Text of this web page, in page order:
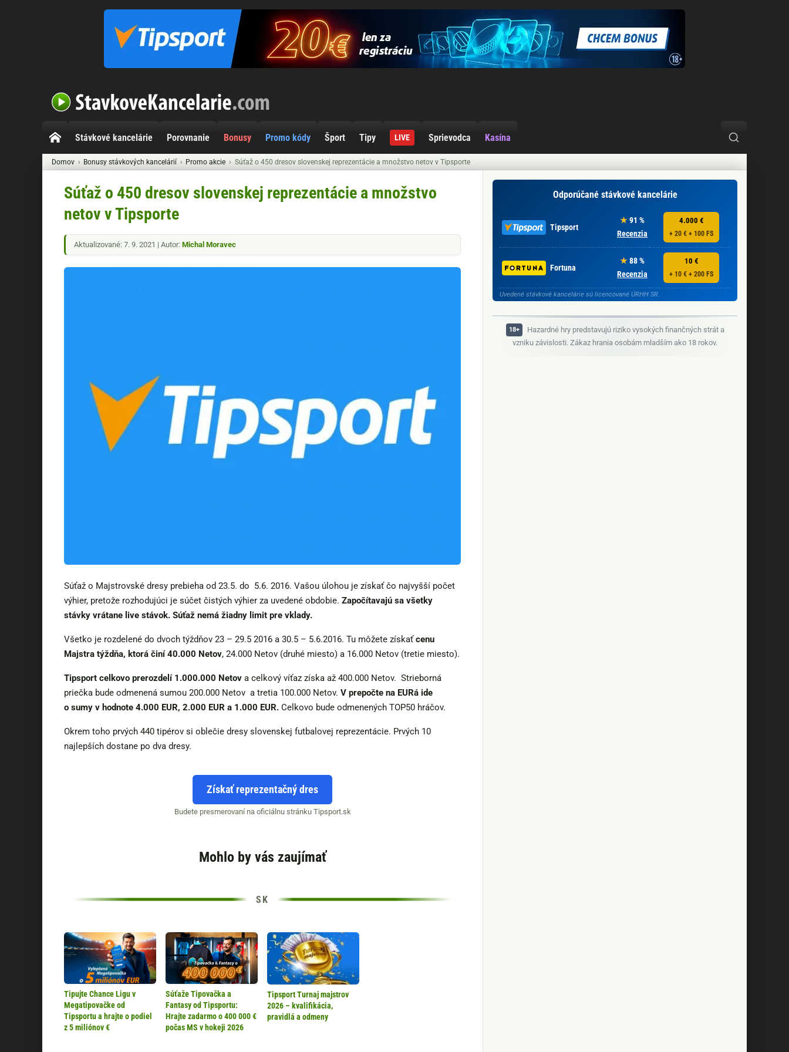
Stávkové kancelárie Porovnanie Bonusy Promo kódy Šport Tipy LIVE Sprievodca Kasína
Domov Bonusy stávkových kancelárií Promo akcie Súťaž o 450 dresov slovenskej reprezentácie a množstvo netov v Tipsporte
Súťaž o 450 dresov slovenskej reprezentácie a množstvo
netov v Tipsporte
Aktualizované: 7. 9. 2021 | Autor: Michal Moravec
Súťaž o Majstrovské dresy prebieha od 23.5. do 5.6. 2016. Vašou úlohou je získať čo najvyšší počet
výhier, pretože rozhodujúci je súčet čistých výhier za uvedené obdobie. Započítavajú sa všetky
stávky vrátane live stávok. Súťaž nemá žiadny limit pre vklady.
Všetko je rozdelené do dvoch týždňov 23 – 29.5 2016 a 30.5 – 5.6.2016. Tu môžete získaťcenu
Majstra týždňa, ktorá činí 40.000 Netov, 24.000 Netov (druhé miesto) a 16.000 Netov (tretie miesto).
Tipsport celkovo prerozdelí 1.000.000 Netov a celkový víťaz získa až 400.000 Netov. Strieborná
priečka bude odmenená sumou 200.000 Netov a tretia 100.000 Netov. V prepočte na EURá ide
o sumy v hodnote 4.000 EUR, 2.000 EUR a 1.000 EUR. Celkovo bude odmenených TOP50 hráčov.
Okrem toho prvých 440 tipérov si oblečie dresy slovenskej futbalovej reprezentácie. Prvých 10
najlepších dostane po dva dresy.
Získať reprezentačný dres
Budete presmerovaní na oficiálnu stránku Tipsport.sk
Mohlo by vás zaujímať
Tipujte Chance Ligu v
Megatipovačke od
Tipsportu a hrajte o podiel
z 5 miliónov €
Súťaže Tipovačka a
Fantasy od Tipsportu:
Hrajte zadarmo o 400 000 €
počas MS v hokeji 2026
Tipsport Turnaj majstrov
2026 – kvalifikácia,
pravidlá a odmeny
Odporúčané stávkové kancelárie
Tipsport
91 %
Recenzia
4.000 €
+ 20 € + 100 FS
Fortuna
88 %
Recenzia
10 €
+ 10 € + 200 FS
Uvedené stávkové kancelárie sú licencované ÚRHH SR.
Hazardné hry predstavujú riziko vysokých finančných strát a
vzniku závislosti. Zákaz hrania osobám mladším ako 18 rokov.